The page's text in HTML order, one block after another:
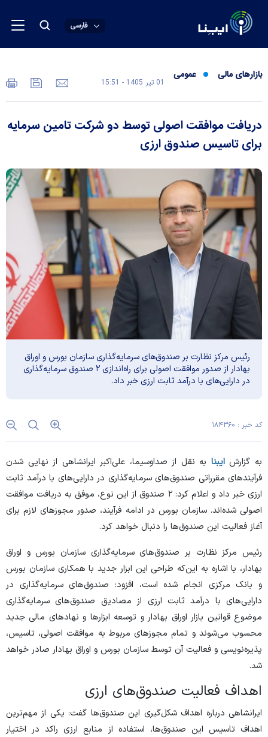
فارسی
بازارهای مالی عمومی
01 تير 1405 - 15:51
دریافت موافقت اصولی توسط دو شرکت تامین سرمایه
برای تاسیس صندوق ارزی
رئیس مرکز نظارت بر صندوق‌های سرمایه‌گذاری سازمان بورس و اوراق
بهادار از صدور موافقت اصولی برای راه‌اندازی ۲ صندوق سرمایه‌گذاری
در دارایی‌های با درآمد ثابت ارزی خبر داد.
کد خبر : ۱۸۴۳۶۰
به گزارشایبنا به نقل از صداوسیما، علی‌اکبر ایرانشاهی از نهایی شدن
فرآیند‌های مقرراتی صندوق‌های سرمایه‌گذاری در دارایی‌های با درآمد ثابت
ارزی خبر داد و اعلام کرد: ۲ صندوق از این نوع، موفق به دریافت موافقت
اصولی شده‌اند. سازمان بورس در ادامه فرآیند، صدور مجوز‌های لازم برای
آغاز فعالیت این صندوق‌ها را دنبال خواهد کرد.
رئیس مرکز نظارت بر صندوق‌های سرمایه‌گذاری سازمان بورس و اوراق
بهادار، با اشاره به این‌که طراحی این ابزار جدید با همکاری سازمان بورس
و بانک مرکزی انجام شده است، افزود: صندوق‌های سرمایه‌گذاری در
دارایی‌های با درآمد ثابت ارزی از مصادیق صندوق‌های سرمایه‌گذاری
موضوع قوانین بازار اوراق بهادار و توسعه ابزار‌ها و نهاد‌های مالی جدید
محسوب می‌شوند و تمام مجوز‌های مربوط به موافقت اصولی، تاسیس،
پذیره‌نویسی و فعالیت آن توسط سازمان بورس و اوراق بهادار صادر خواهد
شد.
اهداف فعالیت صندوق‌های ارزی
ایرانشاهی درباره اهداف شکل‌گیری این صندوق‌ها گفت: یکی از مهم‌ترین
اهداف تاسیس این صندوق‌ها، استفاده از منابع ارزی راکد در اختیار